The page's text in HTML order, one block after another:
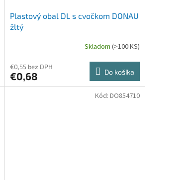
Plastový obal DL s cvočkom DONAU
žltý
Skladom (>100 KS)
€0,55 bez DPH
€0,68 Do košíka
Kód: DO854710